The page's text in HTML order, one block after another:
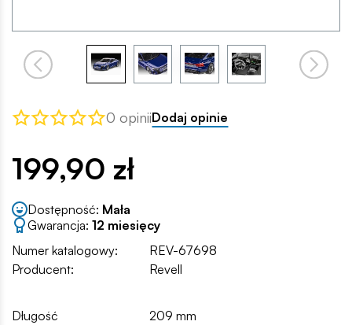
0 opiniiDodaj opinie
199,90 zł
Dostępność: Mała
Gwarancja: 12 miesięcy
Numer katalogowy:
REV-67698
Producent:
Revell
Długość
209 mm